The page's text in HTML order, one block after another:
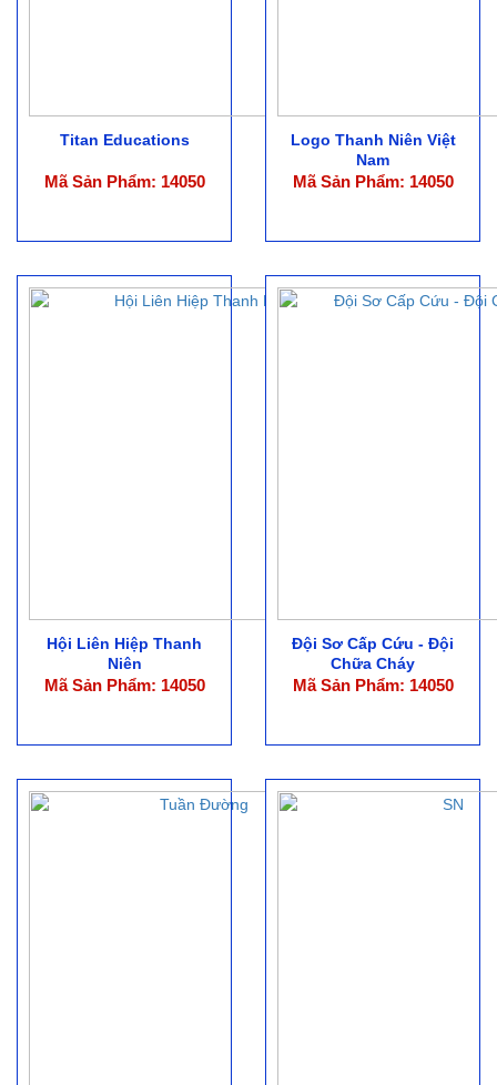
Titan Educations
Mã Sản Phẩm: 14050
Logo Thanh Niên Việt
Nam
Mã Sản Phẩm: 14050
Hội Liên Hiệp Thanh
Niên
Mã Sản Phẩm: 14050
Đội Sơ Cấp Cứu - Đội
Chữa Cháy
Mã Sản Phẩm: 14050